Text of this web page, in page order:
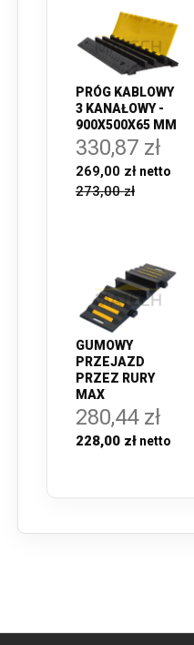
PRÓG KABLOWY
3 KANAŁOWY -
900X500X65 MM
330,87 zł
269,00 zł
273,00 zł
GUMOWY
PRZEJAZD
PRZEZ RURY
MAX
280,44 zł
228,00 zł